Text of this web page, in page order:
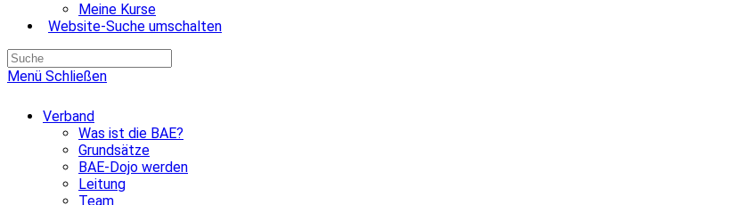
Meine Kurse
Website-Suche umschalten
Menü Schließen
Verband
Was ist die BAE?
Grundsätze
BAE-Dojo werden
Leitung
Team